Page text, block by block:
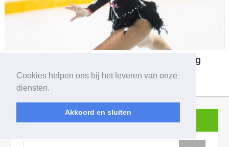
Cookies helpen ons bij het leveren van onze
diensten.
Akkoord en sluiten
ZOEKEN